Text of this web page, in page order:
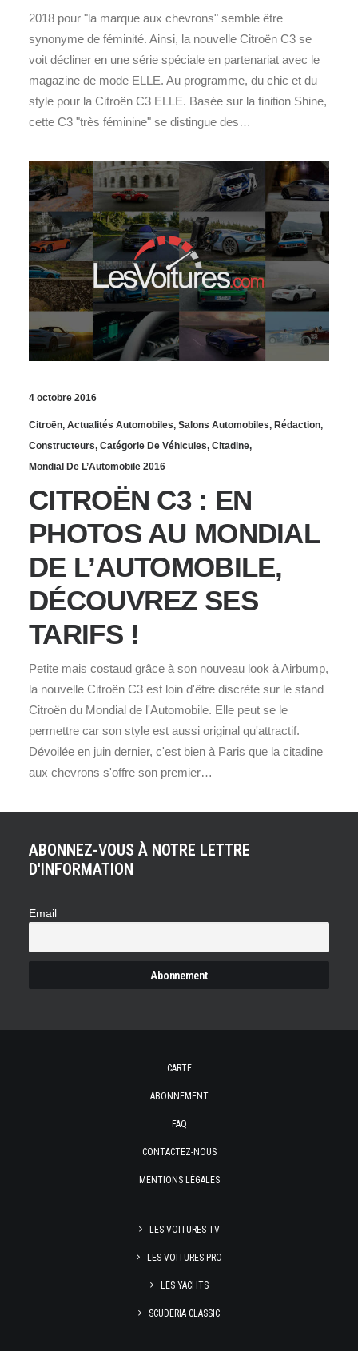
2018 pour "la marque aux chevrons" semble être
synonyme de féminité. Ainsi, la nouvelle Citroën C3 se
voit décliner en une série spéciale en partenariat avec le
magazine de mode ELLE. Au programme, du chic et du
style pour la Citroën C3 ELLE. Basée sur la finition Shine,
cette C3 "très féminine" se distingue des…
4 octobre 2016
Citroën, Actualités Automobiles, Salons Automobiles, Rédaction,
Constructeurs, Catégorie De Véhicules, Citadine,
Mondial De L’Automobile 2016
CITROËN C3 : EN
PHOTOS AU MONDIAL
DE L’AUTOMOBILE,
DÉCOUVREZ SES
TARIFS !
Petite mais costaud grâce à son nouveau look à Airbump,
la nouvelle Citroën C3 est loin d'être discrète sur le stand
Citroën du Mondial de l'Automobile. Elle peut se le
permettre car son style est aussi original qu'attractif.
Dévoilée en juin dernier, c'est bien à Paris que la citadine
aux chevrons s'offre son premier…
ABONNEZ-VOUS À NOTRE LETTRE
D'INFORMATION
Email
CARTE
ABONNEMENT
FAQ
CONTACTEZ-NOUS
MENTIONS LÉGALES
LES VOITURES TV
LES VOITURES PRO
LES YACHTS
SCUDERIA CLASSIC